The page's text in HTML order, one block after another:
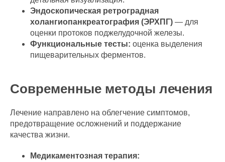
Эндоскопическая ретроградная
холангиопанкреатография (ЭРХПГ) — для
оценки протоков поджелудочной железы.
Функциональные тесты: оценка выделения
пищеварительных ферментов.
Современные методы лечения
Лечение направлено на облегчение симптомов,
предотвращение осложнений и поддержание
качества жизни.
Медикаментозная терапия: